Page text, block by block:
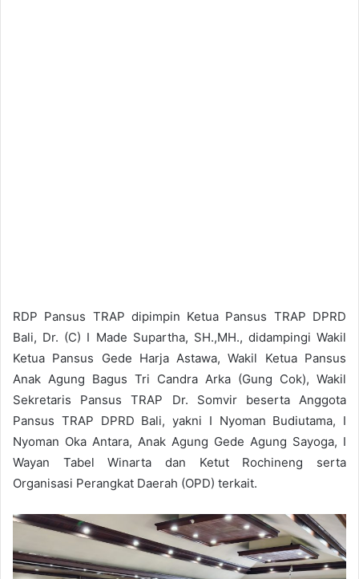
RDP Pansus TRAP dipimpin Ketua Pansus TRAP DPRD
Bali, Dr. (C) I Made Supartha, SH.,MH., didampingi Wakil
Ketua Pansus Gede Harja Astawa, Wakil Ketua Pansus
Anak Agung Bagus Tri Candra Arka (Gung Cok), Wakil
Sekretaris Pansus TRAP Dr. Somvir beserta Anggota
Pansus TRAP DPRD Bali, yakni I Nyoman Budiutama, I
Nyoman Oka Antara, Anak Agung Gede Agung Sayoga, I
Wayan Tabel Winarta dan Ketut Rochineng serta
Organisasi Perangkat Daerah (OPD) terkait.